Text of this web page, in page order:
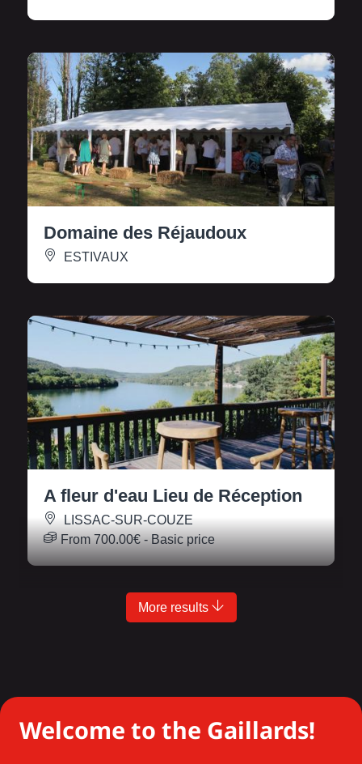
Domaine des Réjaudoux
ESTIVAUX
A fleur d'eau Lieu de Réception
LISSAC-SUR-COUZE
From700.00€- Basic price
More results
Welcome to the Gaillards!